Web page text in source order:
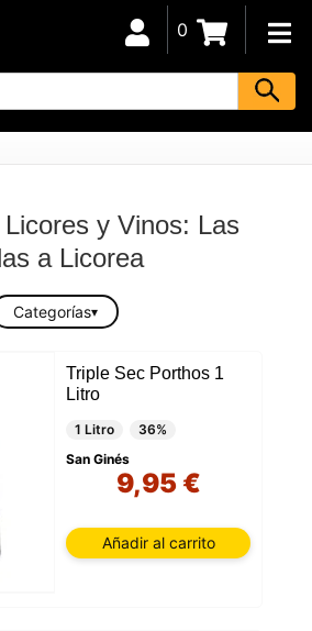
0
y Vinos: Las
a Licorea
Categorías
Triple Sec Porthos 1
Litro
1 Litro
36%
San Ginés
9,95 €
Añadir al carrito